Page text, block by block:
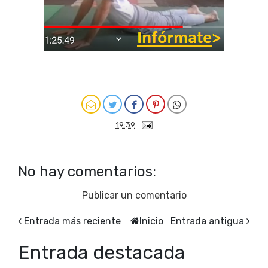
19:39
No hay comentarios:
Publicar un comentario
Entrada más reciente Entrada antigua
Inicio
Entrada destacada